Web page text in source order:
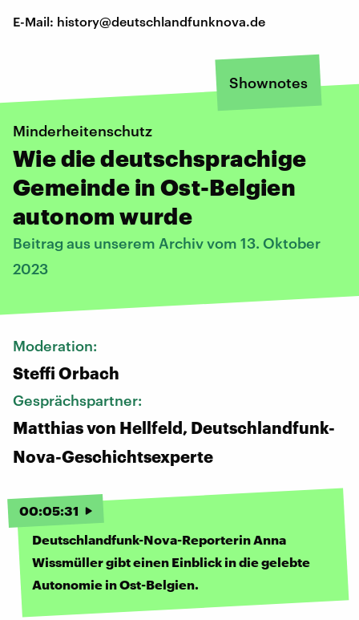
E-Mail: history@deutschlandfunknova.de
Shownotes
Minderheitenschutz
Wie die deutschsprachige
Gemeinde in Ost-Belgien
autonom wurde
Beitrag aus unserem Archiv vom 13. Oktober
2023
Moderation:
Steffi Orbach
Gesprächspartner:
Matthias von Hellfeld, Deutschlandfunk-
Nova-Geschichtsexperte
00:05:31
Deutschlandfunk-Nova-Reporterin Anna
Wissmüller gibt einen Einblick in die gelebte
Autonomie in Ost-Belgien.